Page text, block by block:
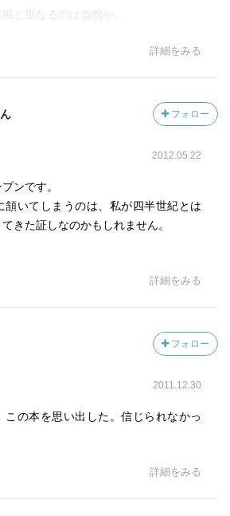
く思え、雨戸を締めると 安全地
いう安堵を感じた。今は団地住まいだ
まっているのを、何らかの理由で別の
その後にいつもの店に行ってしまった
たとえている。気の重い例として美容
もなんとなく想像できる。
鰻は別の皿に乗せてくれ、と注文し
する）に固執する人、世の中の慣例を
し、壁を壊せと息巻く）する人・・・
てませんなあ」というタイプを、著者
てくれ、という人に隣り合わせた事が
て出てきた卵を、その人はそばの上に
と重なるのは当然か。
詳細をみる
フォロー
2012.05.22
ンです。
いてしまうのは、私が四半世紀とは
きた証しなのかもしれません。
詳細をみる
フォロー
2011.12.30
この本を思い出した。信じられなかっ
詳細をみる